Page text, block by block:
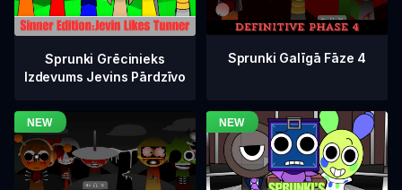
Sprunki Grēcinieks
Izdevums Jevins Pārdzīvo
Sprunki Galīgā Fāze 4